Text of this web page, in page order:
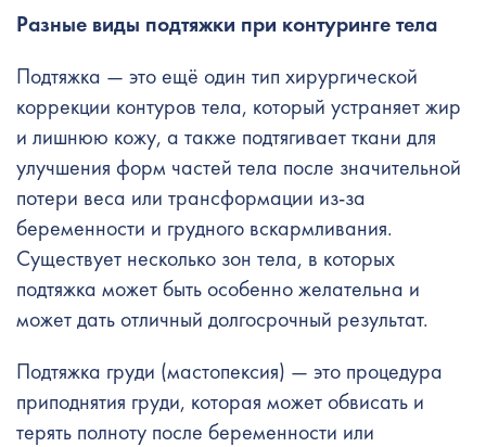
Разные виды подтяжки при контуринге тела
Подтяжка — это ещё один тип хирургической
коррекции контуров тела, который устраняет жир
и лишнюю кожу, а также подтягивает ткани для
улучшения форм частей тела после значительной
потери веса или трансформации из-за
беременности и грудного вскармливания.
Существует несколько зон тела, в которых
подтяжка может быть особенно желательна и
может дать отличный долгосрочный результат.
Подтяжка груди (мастопексия) — это процедура
приподнятия груди, которая может обвисать и
терять полноту после беременности или